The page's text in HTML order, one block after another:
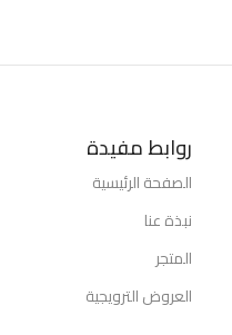
روابط مفيدة
الصفحة الرئيسية
نبذة عنا
المتجر
العروض الترويجية